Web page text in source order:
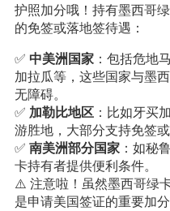
护照加分哦！持有墨西哥
的免签或落地签待遇：
✅ 中美洲国家：包括危地
加拉瓜等，这些国家与墨
无障碍。
✅ 加勒比地区：比如牙买
游胜地，大部分支持免签或
✅ 南美洲部分国家：如秘
卡持有者提供便利条件。
⚠️ 注意啦！虽然墨西哥绿
是申请美国签证的重要加